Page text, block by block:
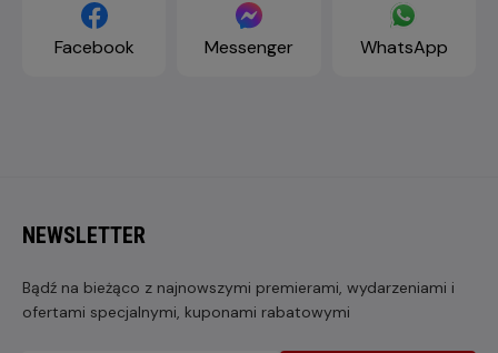
Facebook Messenger WhatsApp
NEWSLETTER
Bądź na bieżąco z najnowszymi premierami, wydarzeniami i
ofertami specjalnymi, kuponami rabatowymi